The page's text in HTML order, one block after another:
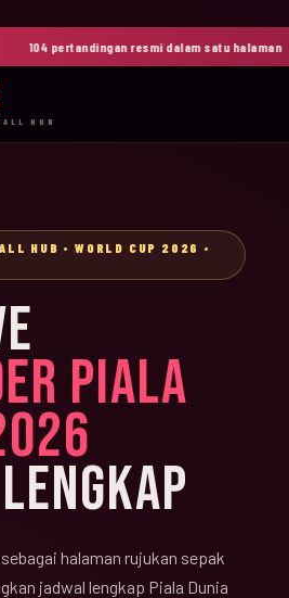
104 pertandingan resmi dalam satu halaman
HUB
HUB • WORLD CUP 2026 •
PIALA
halaman rujukan sepak
jadwal lengkap Piala Dunia